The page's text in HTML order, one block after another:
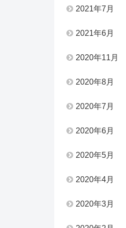
2021年7月
2021年6月
2020年11月
2020年8月
2020年7月
2020年6月
2020年5月
2020年4月
2020年3月